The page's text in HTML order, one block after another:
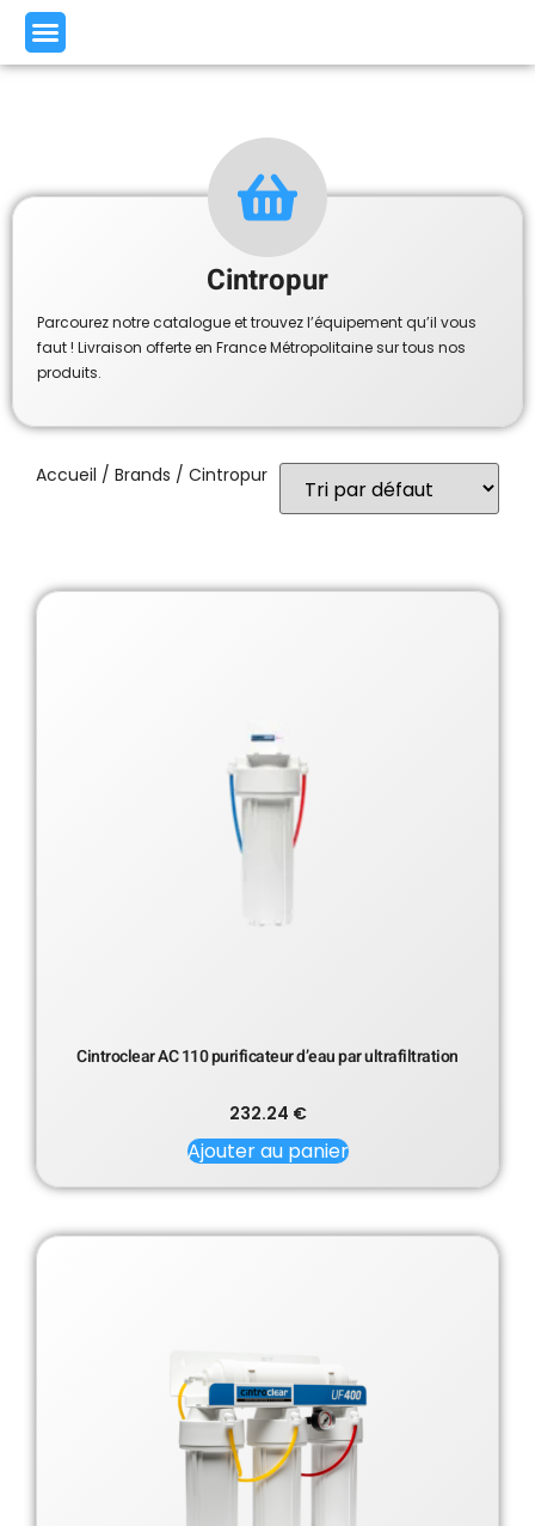
Cintropur
Parcourez notre catalogue et trouvez l’équipement qu’il vous
faut ! Livraison offerte en France Métropolitaine sur tous nos
produits.
Accueil / Brands / Cintropur
Cintroclear AC 110 purificateur d’eau par ultrafiltration
232.24 €
Ajouter au panier